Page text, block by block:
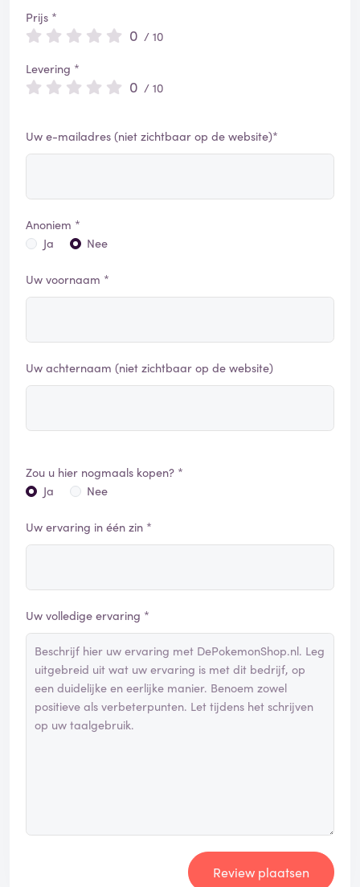
Prijs *
0 / 10
Levering *
0 / 10
Uw e-mailadres (niet zichtbaar op de website)*
Anoniem *
Ja
Nee
Uw voornaam *
Uw achternaam (niet zichtbaar op de website)
Zou u hier nogmaals kopen? *
Ja
Nee
Uw ervaring in één zin *
Uw volledige ervaring *
Review plaatsen